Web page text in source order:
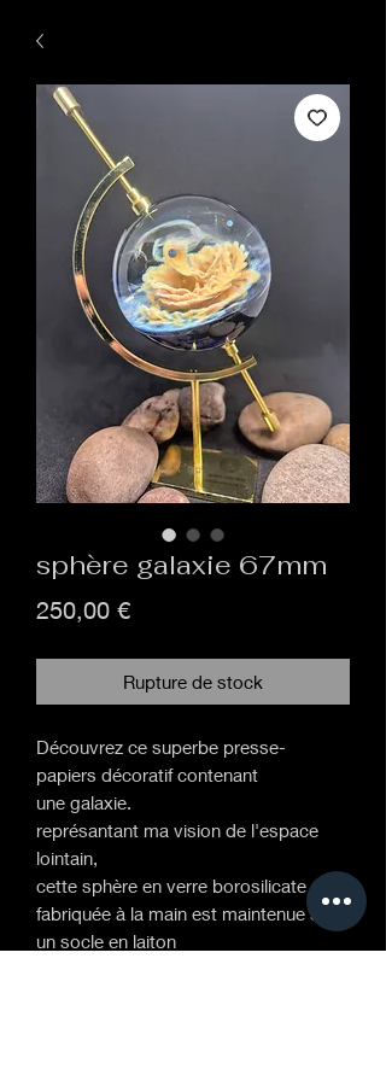
sphère galaxie 67mm
250,00 €Prix
Rupture de stock
Découvrez ce superbe presse-
papiers décoratif contenant
une galaxie.
représantant ma vision de l'espace
lointain,
cette sphère en verre borosilicate
fabriquée à la main est maintenue sur
un socle en laiton